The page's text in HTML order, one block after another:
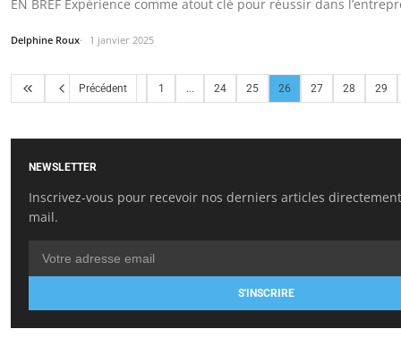
EN BREF Expérience comme atout clé pour réussir dans
Delphine Roux 1 janvier 2025
Précédent 1 ... 24 25 26 27 28 29
NEWSLETTER
Inscrivez-vous pour recevoir nos derniers articles
mail.
S'INSCRIRE